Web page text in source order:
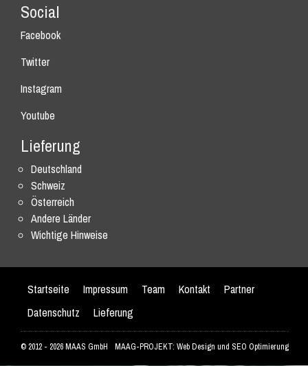
Social
Facebook
Twitter
Instagram
Youtube
Lieferung
Deutschland
Schweiz
Österreich
Andere Länder
Wichtige Hinweise
Startseite Impressum Team Kontakt
Partner
Datenschutz
Lieferung
© 2012 - 2026 MAAS GmbH MAAG-PROJEKT: Web Design und SEO Optimierung